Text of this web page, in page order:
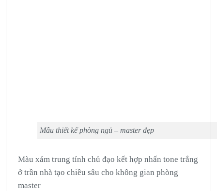
Mẫu thiết kế phòng ngủ – master đẹp
Màu xám trung tính chủ đạo kết hợp nhấn tone trắng
ở trần nhà tạo chiều sâu cho không gian phòng
master